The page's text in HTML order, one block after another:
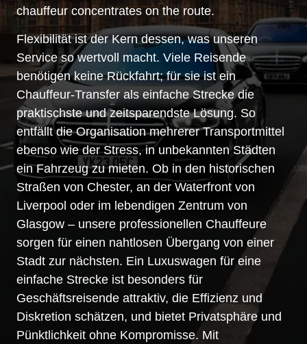
chauffeur concentrates on the route.
Flexibilität ist der Kern dessen, was unseren
Service so wertvoll macht. Viele Reisende
benötigen keine Rückfahrt; für sie ist ein
Chauffeur-Transfer als einfache Strecke die
praktischste und zeitsparendste Lösung. So
entfällt die Organisation mehrerer Transportmittel
ebenso wie der Stress, in unbekannten Städten
ein Fahrzeug zu mieten. Ob in den historischen
Straßen von Chester, an der Waterfront von
Liverpool oder im lebendigen Zentrum von
Glasgow – unsere professionellen Chauffeure
sorgen für einen nahtlosen Übergang von einer
Stadt zur nächsten. Ein Luxuswagen für eine
einfache Strecke ist besonders für
Geschäftsreisende attraktiv, die Effizienz und
Diskretion schätzen, und bietet Privatsphäre und
Pünktlichkeit ohne Kompromisse. Mit